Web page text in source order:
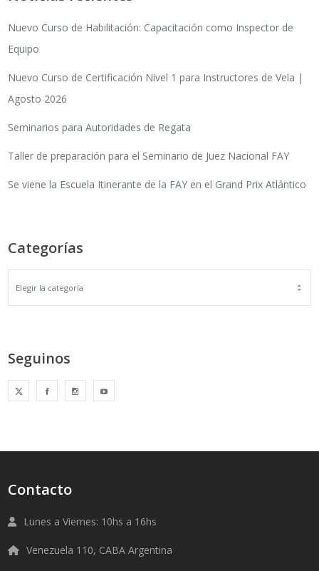
Nuevo Curso de Habilitación: Capacitación como Inspector de
Equipo
Nuevo Curso de Certificación Nivel 1 para Instructores de Vela |
Agosto 2026
Seminarios para Autoridades de Regata
Taller de preparación para el Seminario de Juez Nacional FAY
Se viene la Escuela Itinerante de la FAY en el Grand Prix Atlántico
Categorías
Seguinos
Contacto
Lunes a Viernes: 10hs a 16hs
Venezuela 110, CABA Argentina